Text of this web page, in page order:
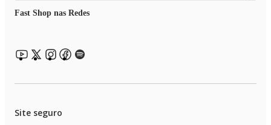
Fast Shop nas Redes
Site seguro